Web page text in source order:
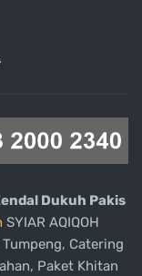
Dukuh Pakis
SYIAR AQIQOH
Catering
Paket Khitan